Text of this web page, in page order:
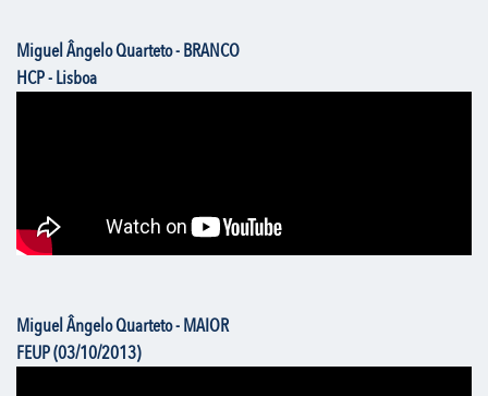
Miguel Ângelo Quarteto - BRANCO
HCP - Lisboa
Miguel Ângelo Quarteto - MAIOR
FEUP (03/10/2013)